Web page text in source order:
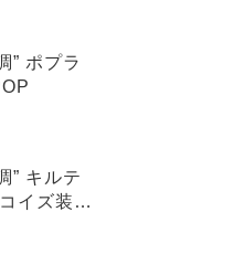
” ポプラ
” キルテ
イズ装